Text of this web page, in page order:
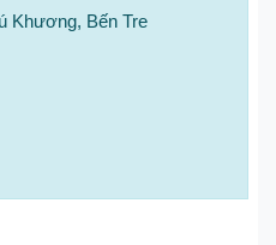
Khương, Bến Tre